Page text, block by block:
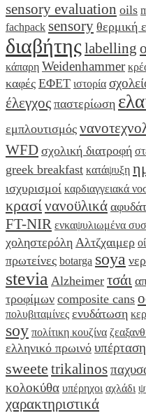
sensory evaluation oils
fachpack sensory θερμική
διαβήτηςlabelling
κάπαρη Weidenhammer
καφές ΕΦΕΤ ιστορία
έλεγχος παστερίωση
εμπλουτισμός
WFD σχολική διατροφή
greek breakfast κατάψυξη
ισχυρισμοί καρδιαγγειακά
κρασίνανοϋλικά
FT-NIR ενκαψυλιωμένα
χοληστερόλη Αλτζχαιμερ
πρωτείνες botarga soya
stevia Alzheimer τσάι
τροφίμων composite cans
πολυβιταμίνες ενυδάτωση
soy πολίτικη κουζίνα
ελληνικό πρωινό υπέρταση
sweete trikalinos
κολοκύθα υπέρηχοι αχλάδι
χαρακτηριστικά